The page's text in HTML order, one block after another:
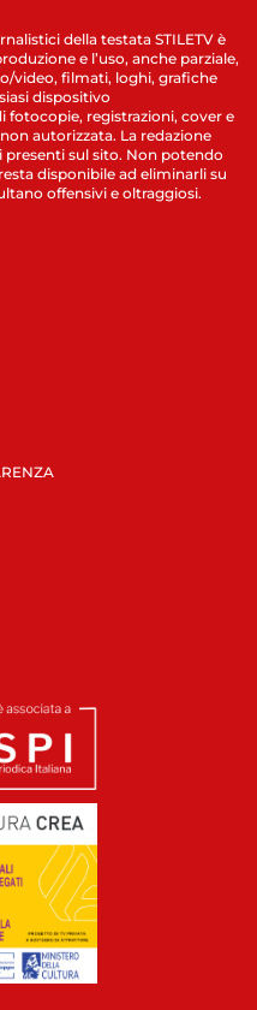
della testata STILETV è
e l’uso, anche parziale,
video, filmati, loghi, grafiche
dispositivo
fotocopie, registrazioni, cover e
autorizzata. La redazione
sul sito. Non potendo
disponibile ad eliminarli su
offensivi e oltraggiosi.